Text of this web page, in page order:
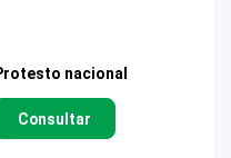
nacional
Consultar